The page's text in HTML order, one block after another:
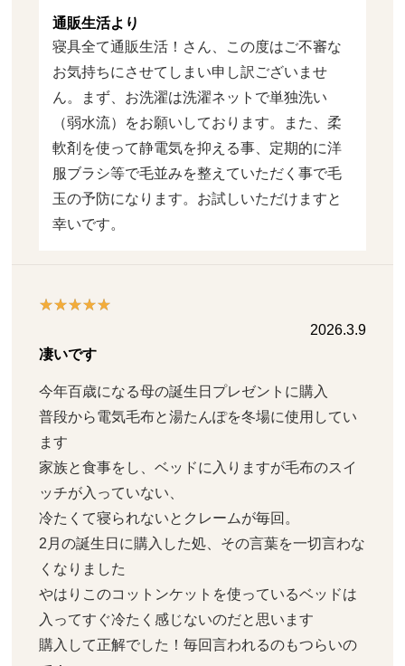
通販生活より
寝具全て通販生活！さん、この度はご不審な
お気持ちにさせてしまい申し訳ございませ
ん。まず、お洗濯は洗濯ネットで単独洗い
（弱水流）をお願いしております。また、柔
軟剤を使って静電気を抑える事、定期的に洋
服ブラシ等で毛並みを整えていただく事で毛
玉の予防になります。お試しいただけますと
幸いです。
2026.3.9
凄いです
今年百歳になる母の誕生日プレゼントに購入
普段から電気毛布と湯たんぽを冬場に使用してい
ます
家族と食事をし、ベッドに入りますが毛布のスイ
ッチが入っていない、
冷たくて寝られないとクレームが毎回。
2月の誕生日に購入した処、その言葉を一切言わな
くなりました
やはりこのコットンケットを使っているベッドは
入ってすぐ冷たく感じないのだと思います
購入して正解でした！毎回言われるのもつらいの